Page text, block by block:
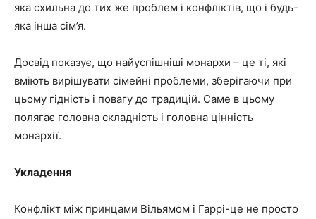
яка схильна до тих же проблем і конфліктів, що і будь-
яка інша сім’я.
Досвід показує, що найуспішніші монархи – це ті, які
вміють вирішувати сімейні проблеми, зберігаючи при
цьому гідність і повагу до традицій. Саме в цьому
полягає головна складність і головна цінність
монархії.
Укладення
Конфлікт між принцами Вільямом і Гаррі-це не просто